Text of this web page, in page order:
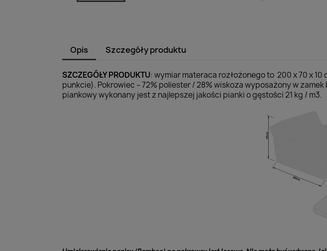
Opis Szczegóły produktu
SZCZEGÓŁY PRODUKTU: wymiar materaca rozłożonego to 200 x 70 x
punkcie). Pokrowiec – 72% poliester / 28% wiskoza wyposażony w
piankowy wykonany jest z najlepszej jakości pianki o gęstości 21 kg / m3.